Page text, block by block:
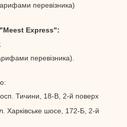
перевізника)
Express":
перевізника).
Тичини, 18-В, 2-й поверх
Харківське шосе, 172-Б, 2-й